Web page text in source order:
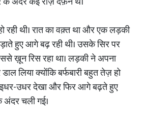
रही थी। रात का वक़्त था और एक लड़की
हुए आगे बढ़ रही थी। उसके सिर पर
ख़ून रिस रहा था। लड़की ने अपना
लिया क्योंकि बर्फबारी बहुत तेज़ हो
उधर देखा और फिर आगे बढ़ते हुए
चली गई।